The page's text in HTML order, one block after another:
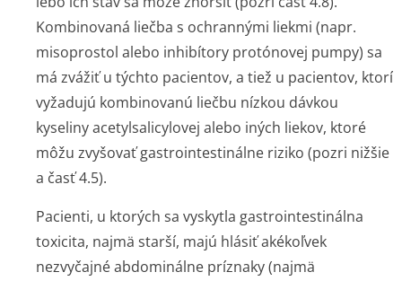
Kombinovaná liečba s ochrannými liekmi (napr.
misoprostol alebo inhibítory protónovej pumpy) sa
má zvážiť u týchto pacientov, a tiež u pacientov, ktorí
vyžadujú kombinovanú liečbu nízkou dávkou
kyseliny acetylsalicylovej alebo iných liekov, ktoré
môžu zvyšovať gastrointestinálne riziko (pozri nižšie
a časť 4.5).
Pacienti, u ktorých sa vyskytla gastrointestinálna
toxicita, najmä starší, majú hlásiť akékoľvek
nezvyčajné abdominálne príznaky (najmä